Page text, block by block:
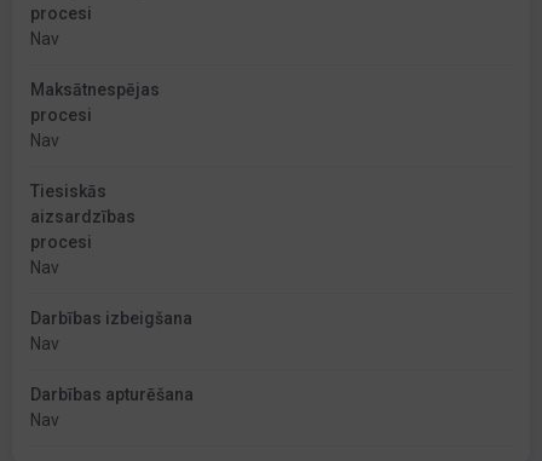
procesi
Nav
Maksātnespējas
procesi
Nav
Tiesiskās
aizsardzības
procesi
Nav
Darbības izbeigšana
Nav
Darbības apturēšana
Nav